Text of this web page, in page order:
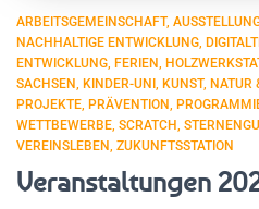
ARBEITSGEMEINSCHAFT
NACHHALTIGE ENTWICKLUNG
ENTWICKLUNG FERIEN
SACHSEN
KINDER-UNI KUNST NATUR
PROJEKTE PRÄVENTION
WETTBEWERBE SCRATCH
VEREINSLEBEN ZUKUNFTSSTATION
Veranstaltungen